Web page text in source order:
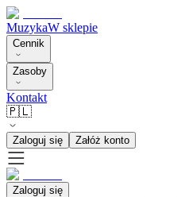
MuzykaW sklepie
Cennik
Zasoby
Kontakt
🇵🇱
Zaloguj się Załóż konto
Zaloguj się